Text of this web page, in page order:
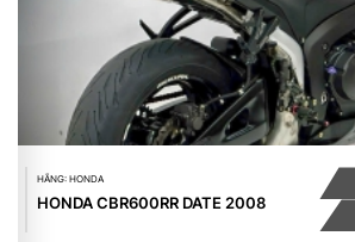
HÃNG: HONDA
HONDA CBR600RR DATE 2008